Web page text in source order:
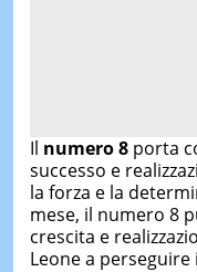
Il numero 8 porta
successo e
la forza e la
mese, il numero 8
crescita e
Leone a